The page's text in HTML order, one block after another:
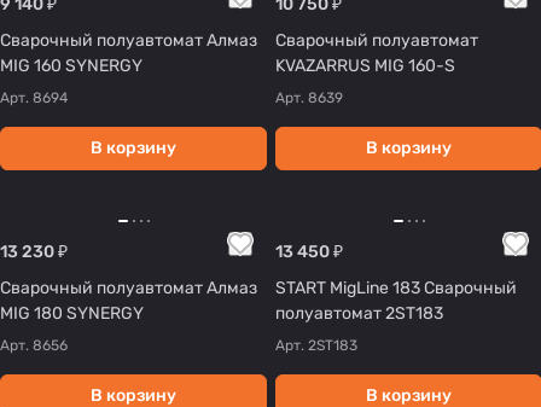
9 140 ₽
Сварочный полуавтомат Алмаз
MIG 160 SYNERGY
Арт. 8694
В корзину
10 750 ₽
Сварочный полуавтомат
KVAZARRUS MIG 160-S
Арт. 8639
В корзину
13 230 ₽
Сварочный полуавтомат Алмаз
MIG 180 SYNERGY
Арт. 8656
В корзину
13 450 ₽
START MigLine 183 Сварочный
полуавтомат 2ST183
Арт. 2ST183
В корзину